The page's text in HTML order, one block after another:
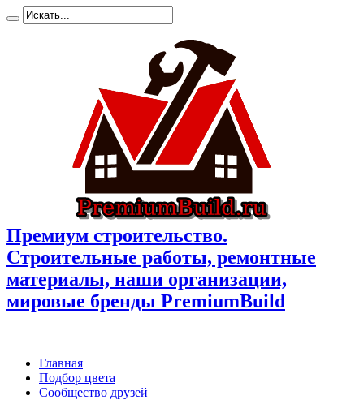
Премиум cтроительство.
Cтроительные работы, ремонтные
материалы, наши организации,
мировые бренды PremiumBuild
Главная
Подбор цвета
Сообщество друзей